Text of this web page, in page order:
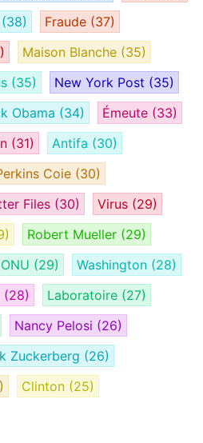
(38) Fraude (37)
Maison Blanche (35)
(35) New York Post (35)
Obama (34) Émeute (33)
(31) Antifa (30)
Coie (30)
Files (30) Virus (29)
Robert Mueller (29)
ONU (29) Washington (28)
(28) Laboratoire (27)
Nancy Pelosi (26)
Zuckerberg (26)
Clinton (25)